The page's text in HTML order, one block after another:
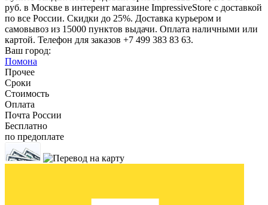
руб. в Москве в интерент магазине ImpressiveStore с доставкой
по все России. Скидки до 25%. Доставка курьером и
самовывоз из 15000 пунктов выдачи. Оплата наличными или
картой. Телефон для заказов +7 499 383 83 63.
Ваш город:
Помона
Прочее
Сроки
Стоимость
Оплата
Почта России
Бесплатно
по предоплате